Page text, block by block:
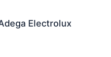
Electrolux